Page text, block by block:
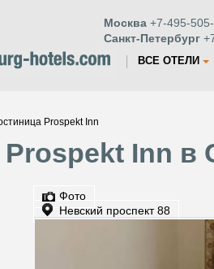
Москва +7-495-
Санкт-Петербург
ВСЕ ОТЕЛИ
Prospekt Inn
Inn в
Фото
Невский проспект 88